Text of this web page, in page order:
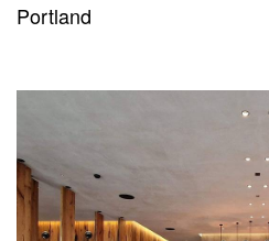
Portland